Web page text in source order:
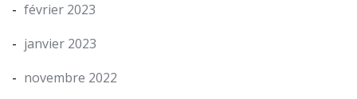
février 2023
janvier 2023
novembre 2022